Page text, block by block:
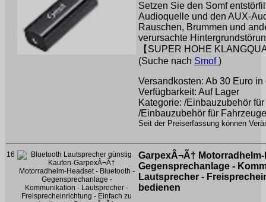
Setzen Sie den Somf
Audioquelle und den AUX-
Rauschen, Brummen und
verursachte
【SUPER HOHE
(Suche nach Smof)
Versandkosten: Ab 30 Euro
Verfügbarkeit: Auf Lager
Kategorie: /Einbauzubehör
/Einbauzubehör für
Seit der Preiserfassung können
16
GarpexÂ¬Ã†
Gegensprechanlage -
Lautsprecher -
bedienen